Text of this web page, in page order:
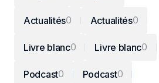
Actualités0 Actualités0
Livre blanc0 Livre blanc0
Podcast0 Podcast0